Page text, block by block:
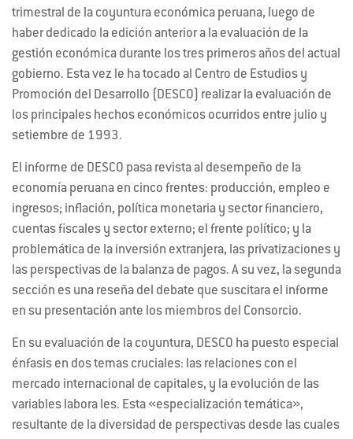
trimestral de la coyuntura económica peruana, luego de
haber dedicado la edición anterior a la evaluación de la
gestión económica durante los tres primeros años del actual
gobierno. Esta vez le ha tocado al Centro de Estudios y
Promoción del Desarrollo (DESCO) realizar la evaluación de
los principales hechos económicos ocurridos entre julio y
setiembre de 1993.
El informe de DESCO pasa revista al desempeño de la
economía peruana en cinco frentes: producción, empleo e
ingresos; inflación, política monetaria y sector financiero,
cuentas fiscales y sector externo; el frente político; y la
problemática de la inversión extranjera, las privatizaciones y
las perspectivas de la balanza de pagos. A su vez, la segunda
sección es una reseña del debate que suscitara el informe
en su presentación ante los miembros del Consorcio.
En su evaluación de la coyuntura, DESCO ha puesto especial
énfasis en dos temas cruciales: las relaciones con el
mercado internacional de capitales, y la evolución de las
variables labora les. Esta «especialización temática»,
resultante de la diversidad de perspectivas desde las cuales